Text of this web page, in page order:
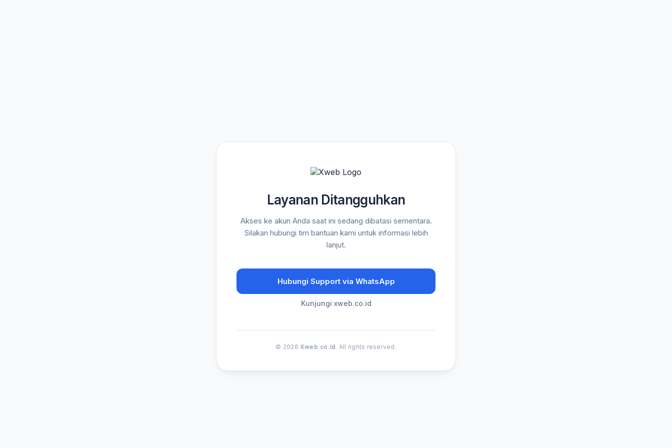
Layanan Ditangguhkan
Akses ke akun Anda saat ini sedang dibatasi sementara.
Silakan hubungi tim bantuan kami untuk informasi lebih
lanjut.
Hubungi Support via WhatsApp
Kunjungi xweb.co.id
© 2026 Xweb.co.id. All rights reserved.